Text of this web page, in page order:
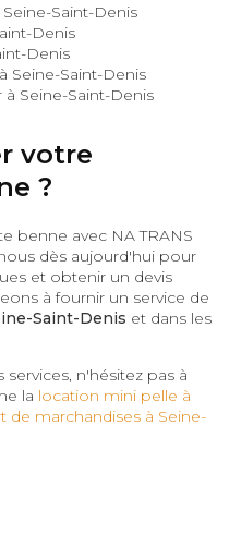
Saint-Denis
Denis
Denis
Seine-Saint-Denis
Seine-Saint-Denis
votre
?
benne avec NA TRANS
dès aujourd'hui pour
et obtenir un devis
à fournir un service de
Saint-Denis et dans les
n'hésitez pas à
la location mini pelle à
de marchandises à Seine-